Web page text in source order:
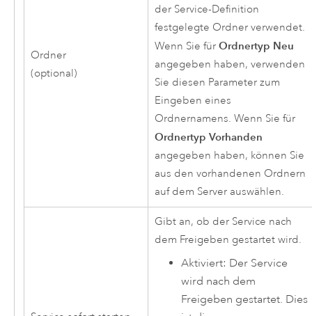
Ordner
(optional)
der Service-Definition
festgelegte Ordner verwendet.
Wenn Sie für Ordnertyp Neu
angegeben haben, verwenden
Sie diesen Parameter zum
Eingeben eines
Ordnernamens. Wenn Sie für
Ordnertyp Vorhanden
angegeben haben, können Sie
aus den vorhandenen Ordnern
auf dem Server auswählen.
Gibt an, ob der Service nach
dem Freigeben gestartet wird.
Aktiviert: Der Service
wird nach dem
Freigeben gestartet. Dies